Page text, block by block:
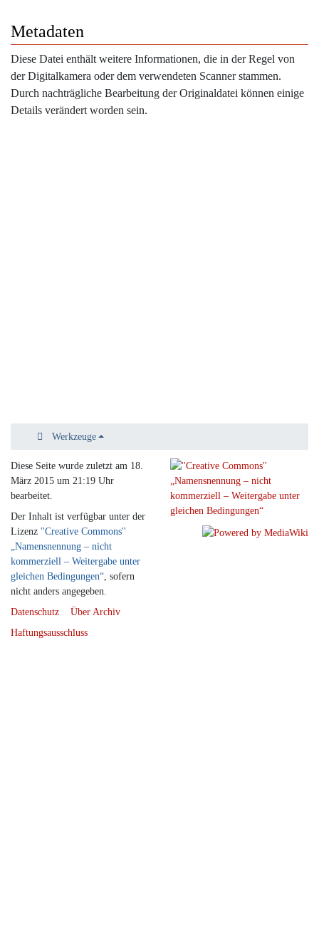
Metadaten
Diese Datei enthält weitere Informationen, die in der Regel von
der Digitalkamera oder dem verwendeten Scanner stammen.
Durch nachträgliche Bearbeitung der Originaldatei können einige
Details verändert worden sein.
Werkzeuge
Diese Seite wurde zuletzt am 18.
März 2015 um 21:19 Uhr
bearbeitet.
Der Inhalt ist verfügbar unter der
Lizenz ''Creative Commons''
„Namensnennung – nicht
kommerziell – Weitergabe unter
gleichen Bedingungen“, sofern
nicht anders angegeben.
Datenschutz
Über Archiv
Haftungsausschluss